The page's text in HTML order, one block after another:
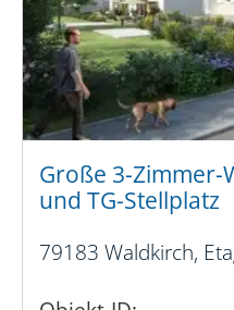
Große 3-Zimmer-
und TG-Stellplatz
79183 Waldkirch,